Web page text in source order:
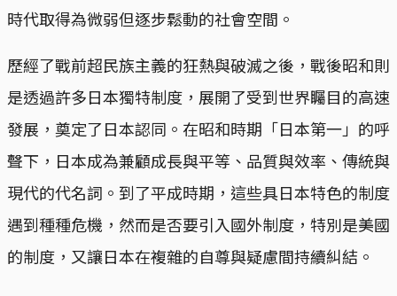
時代取得為微弱但逐步鬆動的社會空間。
歷經了戰前超民族主義的狂熱與破滅之後，戰後昭和則
是透過許多日本獨特制度，展開了受到世界矚目的高速
發展，奠定了日本認同。在昭和時期「日本第一」的呼
聲下，日本成為兼顧成長與平等、品質與效率、傳統與
現代的代名詞。到了平成時期，這些具日本特色的制度
遇到種種危機，然而是否要引入國外制度，特別是美國
的制度，又讓日本在複雜的自尊與疑慮間持續糾結。